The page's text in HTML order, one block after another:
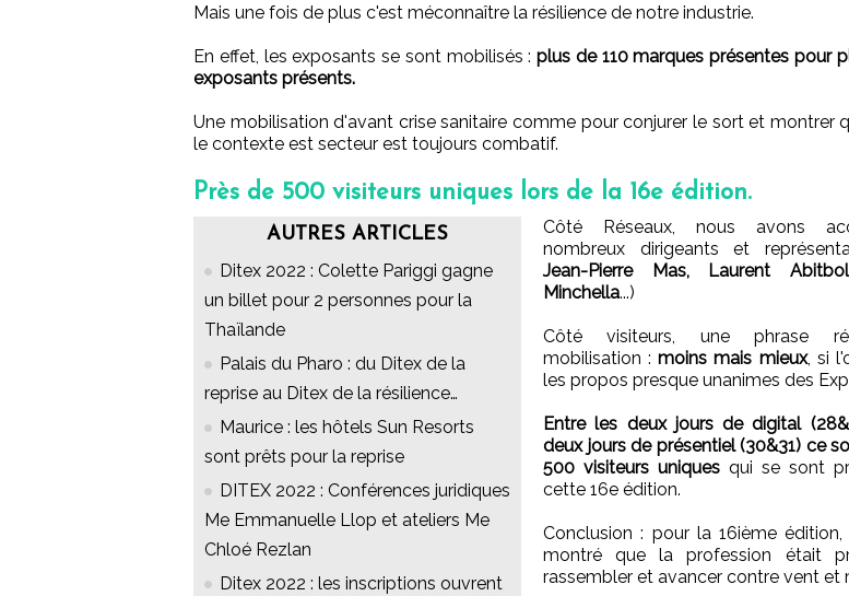
Mais une fois de plus c'est méconnaître la résilience de notre industrie.
En effet, les exposants se sont mobilisés : plus de 110 marques présentes pour
exposants présents.
Une mobilisation d'avant crise sanitaire comme pour conjurer le sort et montrer
le contexte est secteur est toujours combatif.
Près de 500 visiteurs uniques lors de la 16e édition.
AUTRES ARTICLES
Ditex 2022 : Colette Pariggi gagne
un billet pour 2 personnes pour la
Thaïlande
Palais du Pharo : du Ditex de la
reprise au Ditex de la résilience…
Maurice : les hôtels Sun Resorts
sont prêts pour la reprise
DITEX 2022 : Conférences juridiques
Me Emmanuelle Llop et ateliers Me
Chloé Rezlan
Ditex 2022 : les inscriptions ouvrent
Côté Réseaux, nous avons
nombreux dirigeants et
Jean-Pierre Mas, Laurent
Minchella...)
Côté visiteurs, une phrase
mobilisation :moins mais mieux, si
les propos presque unanimes des
Entre les deux jours de digital
deux jours de présentiel (30&31) ce
500 visiteurs uniques qui se sont
cette 16e édition.
Conclusion : pour la 16ième
montré que la profession était
rassembler et avancer contre vent et